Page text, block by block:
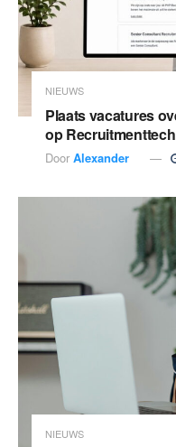
NIEUWS
Plaats vacatures
op
Door Alexander
NIEUWS